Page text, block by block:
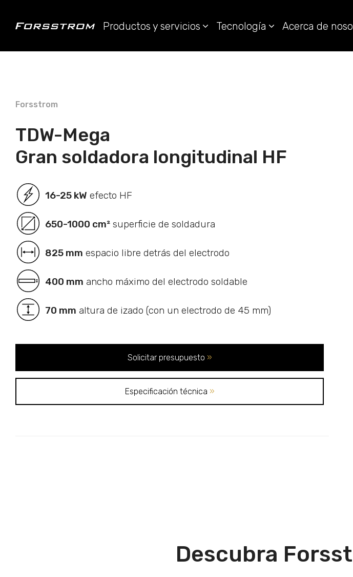
Productos y servicios Tecnología Acerca de
Forsstrom
TDW-Mega
Gran soldadora longitudinal HF
16-25 kW efecto HF
650-1000 cm² superficie de soldadura
825 mm espacio libre detrás del electrodo
400 mm ancho máximo del electrodo soldable
70 mm altura de izado (con un electrodo de 45 mm)
Solicitar presupuesto »
Especificación técnica »
Descubra